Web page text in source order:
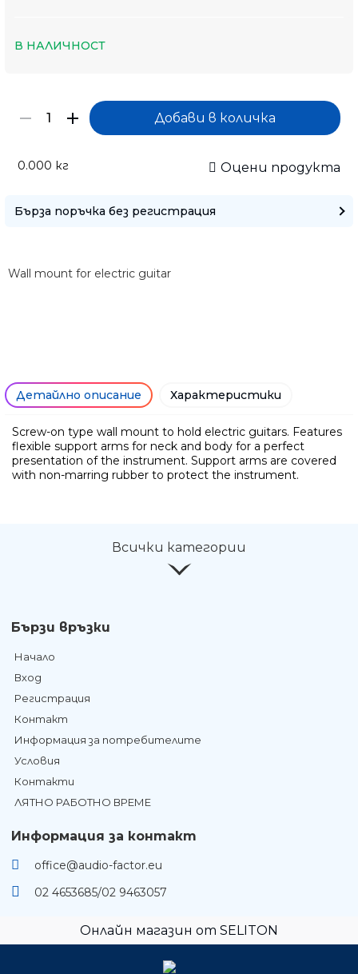
В НАЛИЧНОСТ
0.000 кг Оцени продукта
Бърза поръчка без регистрация
Ние ще се свържем с вас в
Wall mount for electric guitar
Детайлно описание Характеристики
Screw-on type wall mount to hold electric guitars. Features
flexible support arms for neck and body for a perfect
presentation of the instrument. Support arms are covered
with non-marring rubber to protect the instrument.
Всички категории
Бързи връзки
Начало
Вход
Регистрация
Контакт
Информация за потребителите
Условия
Контакти
ЛЯТНО РАБОТНО ВРЕМЕ
Информация за контакт
office@audio-factor.eu
02 4653685/02 9463057
Онлайн магазин от SELITON